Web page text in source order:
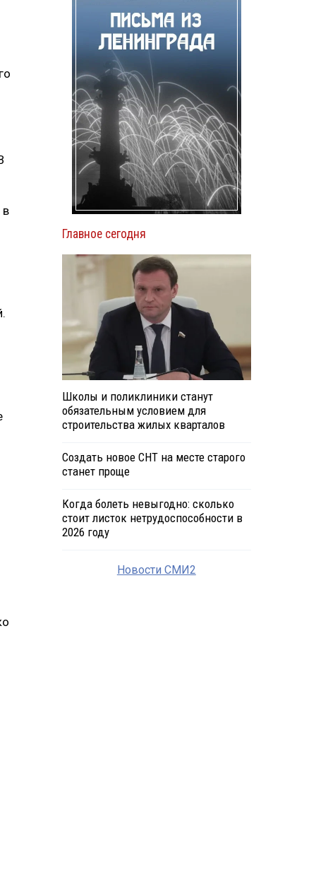
в
Главное сегодня
Школы и поликлиники станут
обязательным условием для
строительства жилых кварталов
Создать новое СНТ на месте старого
станет проще
Когда болеть невыгодно: сколько
стоит листок нетрудоспособности в
2026 году
Новости СМИ2